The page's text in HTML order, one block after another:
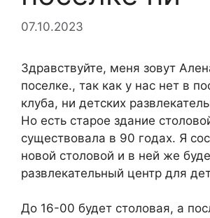
07.10.2023
Здравствуйте, меня зовут
поселке., так как у нас нет в
клуба, ни детских
Но есть старое здание
существовала в 90 годах. Я
новой столовой и в ней же
развлекательный центр для
До 16-00 будет столовая, а